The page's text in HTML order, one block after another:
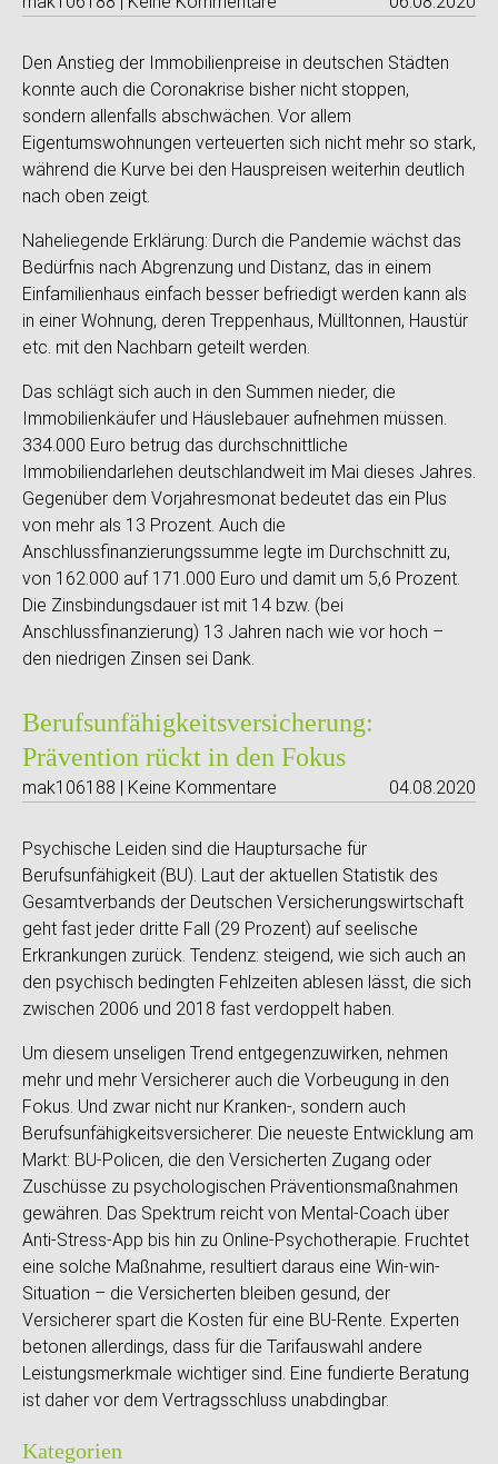
Den Anstieg der Immobilienpreise in deutschen Städten
konnte auch die Coronakrise bisher nicht stoppen,
sondern allenfalls abschwächen. Vor allem
Eigentumswohnungen verteuerten sich nicht mehr so stark,
während die Kurve bei den Hauspreisen weiterhin deutlich
nach oben zeigt.
Naheliegende Erklärung: Durch die Pandemie wächst das
Bedürfnis nach Abgrenzung und Distanz, das in einem
Einfamilienhaus einfach besser befriedigt werden kann als
in einer Wohnung, deren Treppenhaus, Mülltonnen, Haustür
etc. mit den Nachbarn geteilt werden.
Das schlägt sich auch in den Summen nieder, die
Immobilienkäufer und Häuslebauer aufnehmen müssen.
334.000 Euro betrug das durchschnittliche
Immobiliendarlehen deutschlandweit im Mai dieses Jahres.
Gegenüber dem Vorjahresmonat bedeutet das ein Plus
von mehr als 13 Prozent. Auch die
Anschlussfinanzierungssumme legte im Durchschnitt zu,
von 162.000 auf 171.000 Euro und damit um 5,6 Prozent.
Die Zinsbindungsdauer ist mit 14 bzw. (bei
Anschlussfinanzierung) 13 Jahren nach wie vor hoch –
den niedrigen Zinsen sei Dank.
Berufsunfähigkeitsversicherung:
Prävention rückt in den Fokus
mak106188 | Keine Kommentare 04.08.2020
Psychische Leiden sind die Hauptursache für
Berufsunfähigkeit (BU). Laut der aktuellen Statistik des
Gesamtverbands der Deutschen Versicherungswirtschaft
geht fast jeder dritte Fall (29 Prozent) auf seelische
Erkrankungen zurück. Tendenz: steigend, wie sich auch an
den psychisch bedingten Fehlzeiten ablesen lässt, die sich
zwischen 2006 und 2018 fast verdoppelt haben.
Um diesem unseligen Trend entgegenzuwirken, nehmen
mehr und mehr Versicherer auch die Vorbeugung in den
Fokus. Und zwar nicht nur Kranken-, sondern auch
Berufsunfähigkeitsversicherer. Die neueste Entwicklung am
Markt: BU-Policen, die den Versicherten Zugang oder
Zuschüsse zu psychologischen Präventionsmaßnahmen
gewähren. Das Spektrum reicht von Mental-Coach über
Anti-Stress-App bis hin zu Online-Psychotherapie. Fruchtet
eine solche Maßnahme, resultiert daraus eine Win-win-
Situation – die Versicherten bleiben gesund, der
Versicherer spart die Kosten für eine BU-Rente. Experten
betonen allerdings, dass für die Tarifauswahl andere
Leistungsmerkmale wichtiger sind. Eine fundierte Beratung
ist daher vor dem Vertragsschluss unabdingbar.
Kategorien